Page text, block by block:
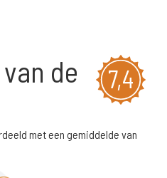
7,4
de
met een gemiddelde van